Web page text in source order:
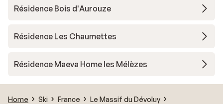
Résidence Bois d'Aurouze
Résidence Les Chaumettes
Résidence Maeva Home les Mélèzes
Home Ski France
Le Massif du Dévoluy